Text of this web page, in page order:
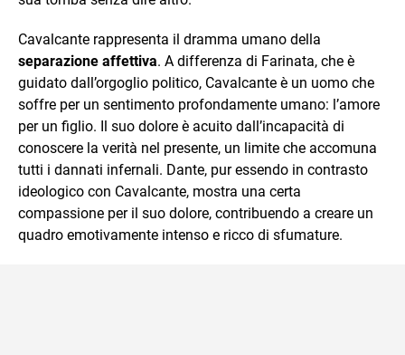
Cavalcante rappresenta il dramma umano della
separazione affettiva. A differenza di Farinata, che è
guidato dall’orgoglio politico, Cavalcante è un uomo che
soffre per un sentimento profondamente umano: l’amore
per un figlio. Il suo dolore è acuito dall’incapacità di
conoscere la verità nel presente, un limite che accomuna
tutti i dannati infernali. Dante, pur essendo in contrasto
ideologico con Cavalcante, mostra una certa
compassione per il suo dolore, contribuendo a creare un
quadro emotivamente intenso e ricco di sfumature.